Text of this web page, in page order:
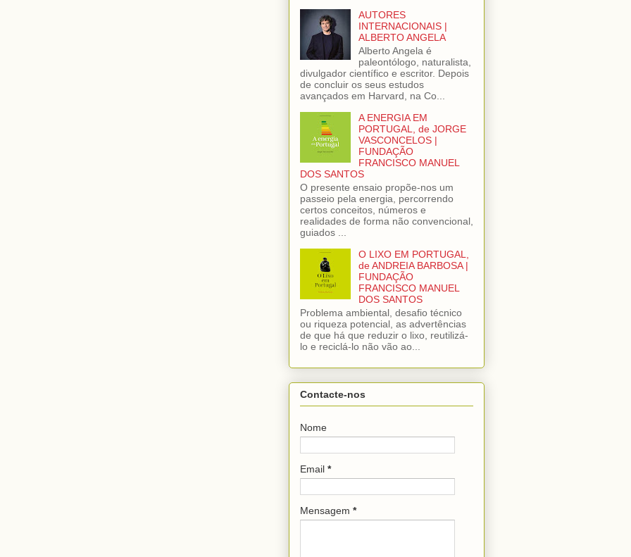
AUTORES
INTERNACIONAIS |
ALBERTO ANGELA
Alberto Angela é
paleontólogo, naturalista,
divulgador científico e escritor. Depois
de concluir os seus estudos
avançados em Harvard, na Co...
A ENERGIA EM
PORTUGAL, de JORGE
VASCONCELOS |
FUNDAÇÃO
FRANCISCO MANUEL
DOS SANTOS
O presente ensaio propõe-nos um
passeio pela energia, percorrendo
certos conceitos, números e
realidades de forma não convencional,
guiados ...
O LIXO EM PORTUGAL,
de ANDREIA BARBOSA |
FUNDAÇÃO
FRANCISCO MANUEL
DOS SANTOS
Problema ambiental, desafio técnico
ou riqueza potencial, as advertências
de que há que reduzir o lixo, reutilizá-
lo e reciclá-lo não vão ao...
Contacte-nos
Nome
Email *
Mensagem *